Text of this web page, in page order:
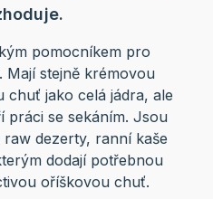
pomocníkem pro
Mají stejně krémovou
chuť jako celá jádra, ale
práci se sekáním. Jsou
dezerty, ranní kaše
dodají potřebnou
oříškovou chuť.